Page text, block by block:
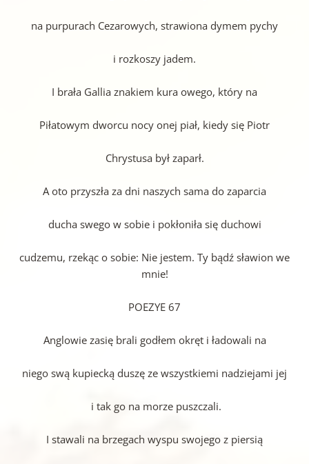
na purpurach Cezarowych, strawiona dymem pychy
i rozkoszy jadem.
I brała Gallia znakiem kura owego, który na
Piłatowym dworcu nocy onej piał, kiedy się Piotr
Chrystusa był zaparł.
A oto przyszła za dni naszych sama do zaparcia
ducha swego w sobie i pokłoniła się duchowi
cudzemu, rzekąc o sobie: Nie jestem. Ty bądź sławion we
mnie!
POEZYE 67
Anglowie zasię brali godłem okręt i ładowali na
niego swą kupiecką duszę ze wszystkiemi nadziejami jej
i tak go na morze puszczali.
I stawali na brzegach wyspu swojego z piersią